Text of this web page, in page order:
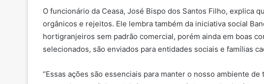
O funcionário da Ceasa, José Bispo dos Santos Filho, explica
orgânicos e rejeitos. Ele lembra também da iniciativa social
hortigranjeiros sem padrão comercial, porém ainda em boas
selecionados, são enviados para entidades sociais e famílias
“Essas ações são essenciais para manter o nosso ambiente